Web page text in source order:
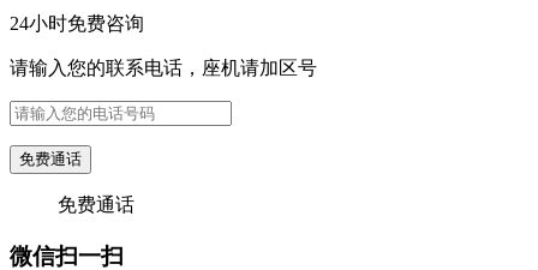
24小时免费咨询
请输入您的联系电话，座机请加区号
免费通话
免费通话
微信扫一扫